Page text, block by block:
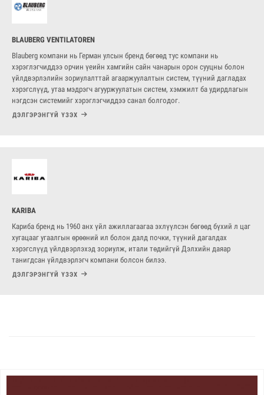
BLAUBERG VENTILATOREN
Blauberg компани нь Герман улсын бренд бөгөөд тус компани нь
хэрэглэгчиддээ орчин үеийн хамгийн сайн чанарын орон сууцны болон
үйлдвэрлэлийн зориулалттай агааржуулалтын систем, түүний дагладах
хэрэгслүүд, утаа мэдрэгч агууржуулатын систем, хэмжилт ба удирдлагын
нэгдсэн системийг хэрэглэгчиддээ санал болгодог.
ДЭЛГЭРЭНГҮЙ ҮЗЭХ
KARIBA
Кариба бренд нь 1960 анх үйл ажиллагаагаа эхлүүлсэн бөгөөд бүхий л цаг
хугацааг угаалгын өрөөний ил болон далд почки, түүний дагалдах
хэрэгслүүд үйлдвэрлэхэд зориулж, итали төдийгүй Дэлхийн даяар
танигдсан үйлдвэрлэгч компани болсон билээ.
ДЭЛГЭРЭНГҮЙ ҮЗЭХ